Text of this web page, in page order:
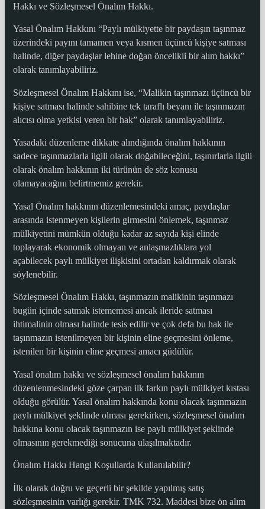
Hakkı ve Sözleşmesel Önalım Hakkı.
Yasal Önalım Hakkını “Paylı mülkiyette bir paydaşın taşınmaz
üzerindeki payını tamamen veya kısmen üçüncü kişiye satması
halinde, diğer paydaşlar lehine doğan öncelikli bir alım hakkı”
olarak tanımlayabiliriz.
Sözleşmesel Önalım Hakkını ise, “Malikin taşınmazı üçüncü bir
kişiye satması halinde sahibine tek taraflı beyanı ile taşınmazın
alıcısı olma yetkisi veren bir hak” olarak tanımlayabiliriz.
Yasadaki düzenleme dikkate alındığında önalım hakkının
sadece taşınmazlarla ilgili olarak doğabileceğini, taşınırlarla ilgili
olarak önalım hakkının iki türünün de söz konusu
olamayacağını belirtmemiz gerekir.
Yasal Önalım hakkının düzenlemesindeki amaç, paydaşlar
arasında istenmeyen kişilerin girmesini önlemek, taşınmaz
mülkiyetini mümkün olduğu kadar az sayıda kişi elinde
toplayarak ekonomik olmayan ve anlaşmazlıklara yol
açabilecek paylı mülkiyet ilişkisini ortadan kaldırmak olarak
söylenebilir.
Sözleşmesel Önalım Hakkı, taşınmazın malikinin taşınmazı
bugün içinde satmak istememesi ancak ileride satması
ihtimalinin olması halinde tesis edilir ve çok defa bu hak ile
taşınmazın istenilmeyen bir kişinin eline geçmesini önleme,
istenilen bir kişinin eline geçmesi amacı güdülür.
Yasal önalım hakkı ve sözleşmesel önalım hakkının
düzenlenmesindeki göze çarpan ilk farkın paylı mülkiyet kıstası
olduğu görülür. Yasal önalım hakkında konu olacak taşınmazın
paylı mülkiyet şeklinde olması gerekirken, sözleşmesel önalım
hakkına konu olacak taşınmazın ise paylı mülkiyet şeklinde
olmasının gerekmediği sonucuna ulaşılmaktadır.
Önalım Hakkı Hangi Koşullarda Kullanılabilir?
İlk olarak doğru ve geçerli bir şekilde yapılmış satış
sözleşmesinin varlığı gerekir. TMK 732. Maddesi bize ön alım